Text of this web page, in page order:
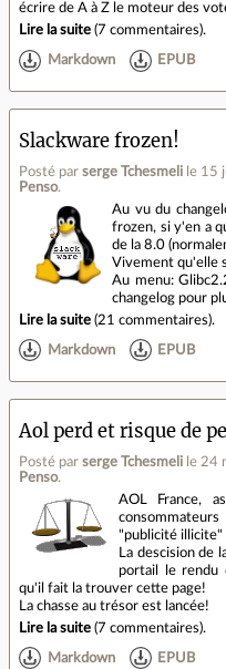
écrire de A à Z le moteur des
Lire la suite (7 commentaires).
Markdown EPUB
Slackware frozen!
Posté par serge Tchesmeli le 15
Penso.
Au vu du
frozen, si y'en a
de la 8.0
Vivement qu'elle
Au menu:
changelog pour
Lire la suite (21 commentaires).
Markdown EPUB
Aol perd et risque de
Posté par serge Tchesmeli le 24
Penso.
AOL France,
consommateurs
"publicité illicite"
La descision de
portail le rendu
qu'il fait la trouver cette page!
La chasse au trésor est lancée!
Lire la suite (7 commentaires).
Markdown EPUB